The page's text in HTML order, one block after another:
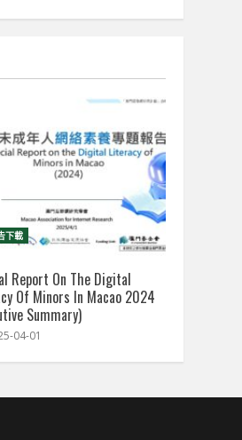
下載
Report On The Digital
Of Minors In Macao 2024
Summary)
04-01